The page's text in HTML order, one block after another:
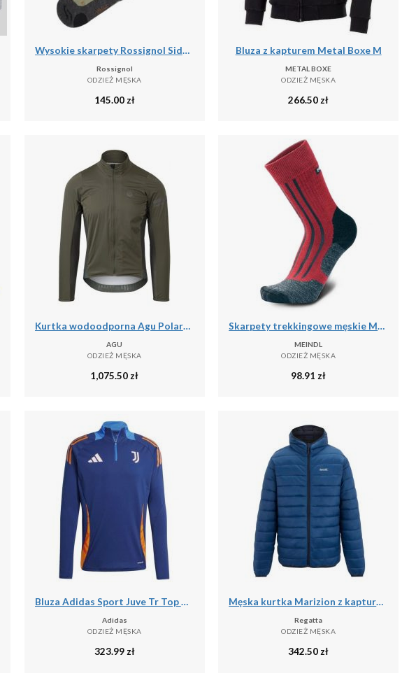
Wysokie skarpety Rossignol Sidelhorn
Rossignol
ODZIEŻ MĘSKA
145.00 zł
Bluza z kapturem Metal Boxe M
METAL BOXE
ODZIEŻ MĘSKA
266.50 zł
Kurtka wodoodporna Agu Polartec Alpha Performance
AGU
ODZIEŻ MĘSKA
1,075.50 zł
Skarpety trekkingowe męskie Meindl MT6 Lady z wełną Merino
MEINDL
ODZIEŻ MĘSKA
98.91 zł
Bluza Adidas Sport Juve Tr Top Dorosłych
Adidas
ODZIEŻ MĘSKA
323.99zł
Męska kurtka Marizion z kapturem
Regatta
ODZIEŻ MĘSKA
342.50zł